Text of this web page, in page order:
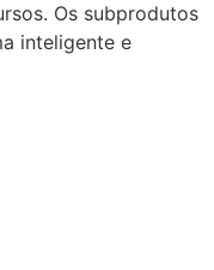
Os subprodutos
inteligente e